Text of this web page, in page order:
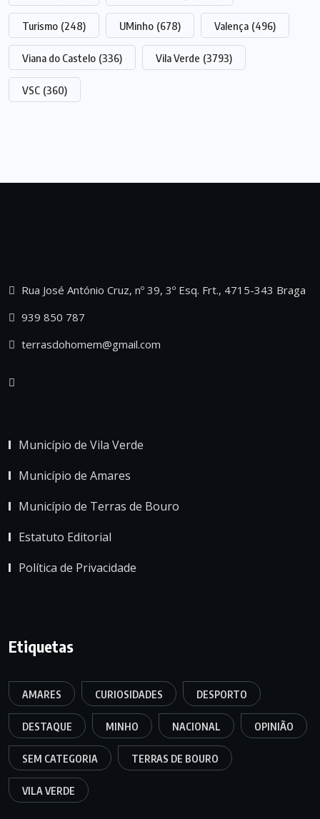
Turismo (248) UMinho (678) Valença (496)
Viana do Castelo (336) Vila Verde (3793)
VSC (360)
Rua José António Cruz, nº 39, 3º Esq. Frt., 4715-343 Braga
939 850 787
terrasdohomem@gmail.com
Município de Vila Verde
Município de Amares
Município de Terras de Bouro
Estatuto Editorial
Política de Privacidade
Etiquetas
AMARES CURIOSIDADES DESPORTO
DESTAQUE MINHO NACIONAL OPINIÃO
SEM CATEGORIA TERRAS DE BOURO
VILA VERDE